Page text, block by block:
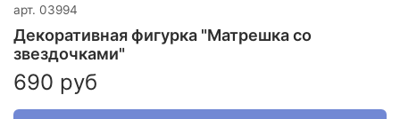
арт. 03994
Декоративная фигурка "Матрешка со
звездочками"
690 руб